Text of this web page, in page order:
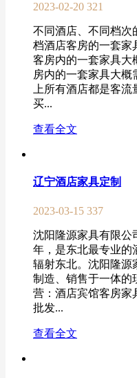
2023-02-20 321
不同酒店、不同档次
档酒店客房的一套家
客房内的一套家具大
房内的一套家具大概
上所有酒店都是客
买...
查看全文
辽宁酒店家具定制
2023-03-15 337
沈阳隆源家具有限公
年，是东北最专业的
辐射东北。沈阳隆源
制造、销售于一体的
营：酒店宾馆客房家
批发...
查看全文